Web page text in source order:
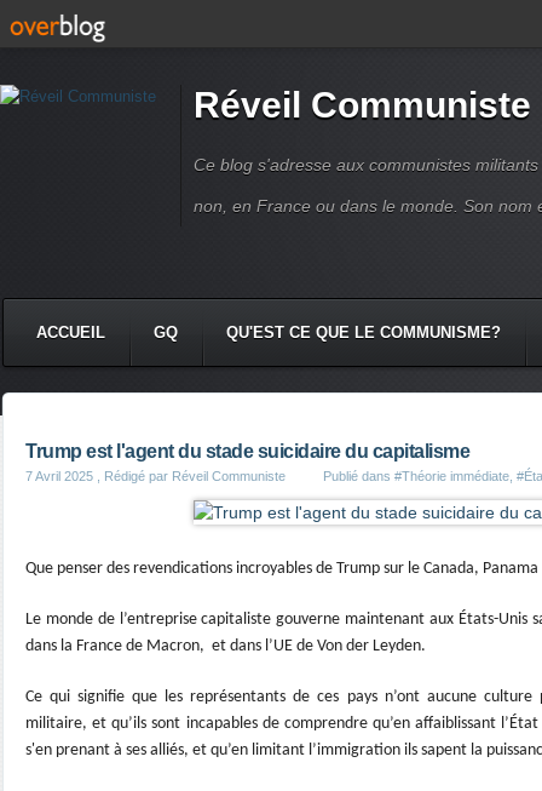
Réveil Communiste
Ce blog s'adresse aux communistes
non, en France ou dans le monde. Son nom
ACCUEIL GQ QU'EST CE QUE LE COMMUNISME?
Trump est l'agent du stade suicidaire du capitalisme
7 Avril 2025 , Rédigé par Réveil Communiste Publié dans #Théorie immédiate
Que penser des revendications incroyables de Trump sur le Canada,
Le monde de l’entreprise capitaliste gouverne maintenant aux États-Unis
dans la France de Macron, et dans l’UE de Von der Leyden.
Ce qui signifie que les représentants de ces pays n’ont aucune
militaire, et qu’ils sont incapables de comprendre qu’en affaiblissant
s'en prenant à ses alliés, et qu’en limitant l’immigration ils sapent la